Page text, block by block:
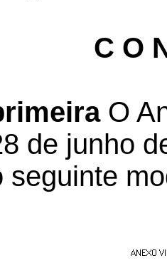
C O
O
de junho
seguinte